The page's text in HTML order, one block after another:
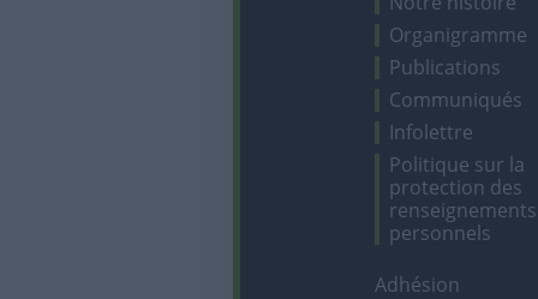
Organigramme
Publications
Communiqués
Infolettre
Politique sur la
protection des
renseignements
personnels
Adhésion